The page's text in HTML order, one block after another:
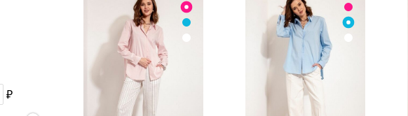
₽
КУПИТЬ КУПИТЬ